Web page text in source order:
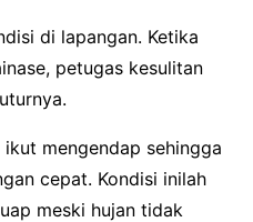
di lapangan. Ketika
petugas kesulitan
ikut mengendap sehingga
cepat. Kondisi inilah
meski hujan tidak